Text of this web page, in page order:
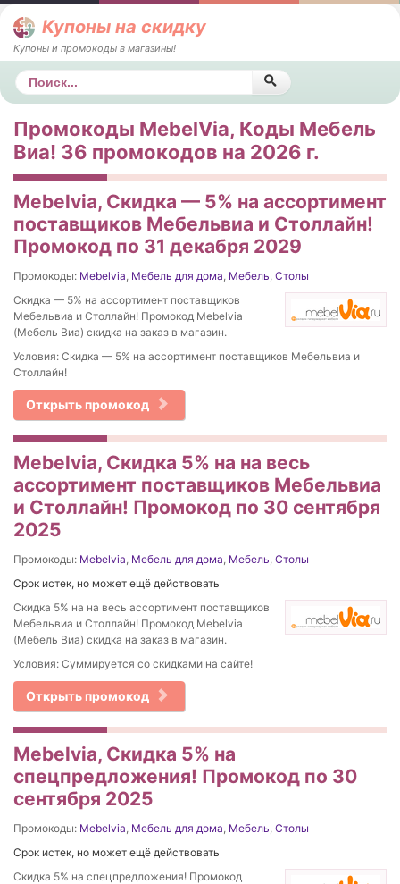
Купоны на скидку
Купоны и промокоды в магазины!
Поиск
Промокоды MebelVia, Коды Мебель
Виа! 36 промокодов на 2026 г.
Mebelvia, Скидка — 5% на ассортимент
поставщиков Мебельвиа и Столлайн!
Промокод по 31 декабря 2029
Промокоды: Mebelvia, Мебель для дома, Мебель, Столы
Скидка — 5% на ассортимент поставщиков
Мебельвиа и Столлайн! Промокод Mebelvia
(Мебель Виа) скидка на заказ в магазин.
Условия: Скидка — 5% на ассортимент поставщиков Мебельвиа и
Столлайн!
Открыть промокод
Mebelvia, Скидка 5% на на весь
ассортимент поставщиков Мебельвиа
и Столлайн! Промокод по 30 сентября
2025
Промокоды: Mebelvia, Мебель для дома, Мебель, Столы
Срок истек, но может ещё действовать
Скидка 5% на на весь ассортимент поставщиков
Мебельвиа и Столлайн! Промокод Mebelvia
(Мебель Виа) скидка на заказ в магазин.
Условия: Суммируется со скидками на сайте!
Открыть промокод
Mebelvia, Скидка 5% на
спецпредложения! Промокод по 30
сентября 2025
Промокоды: Mebelvia, Мебель для дома, Мебель, Столы
Срок истек, но может ещё действовать
Скидка 5% на спецпредложения! Промокод